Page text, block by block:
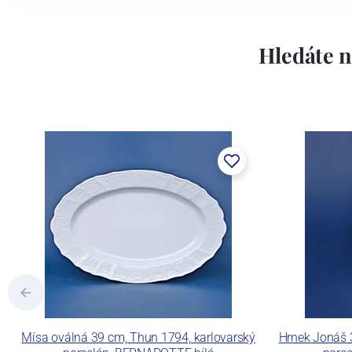
a.s. včetně ochranné známky a
tlakového lití, moderními
dekorovat své výrobky pomocí
Concordia Lesov používá ochrannou
Hledáte
Mísa oválná 39 cm, Thun 1794, karlovarský
Hrnek Jonáš